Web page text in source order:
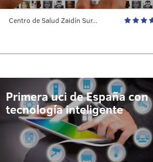
Centro de Salud Zaidín Sur...
Primera uci de España con
tecnología inteligente